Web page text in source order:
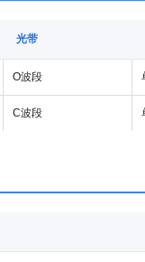
光带
O波段
C波段